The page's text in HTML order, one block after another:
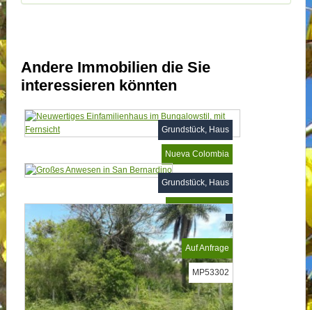
Andere Immobilien die Sie
interessieren könnten
Grundstück, Haus
Nueva Colombia
MP659532
Grundstück, Haus
San Bernardino
MP416777
Auf Anfrage
MP53302